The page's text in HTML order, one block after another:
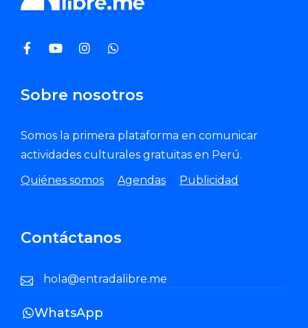
Sobre nosotros
Somos la primera plataforma en comunicar
actividades culturales gratuitas en Perú.
Quiénes somos
Agendas Publicidad
Contáctanos
hola@entradalibre.me
WhatsApp